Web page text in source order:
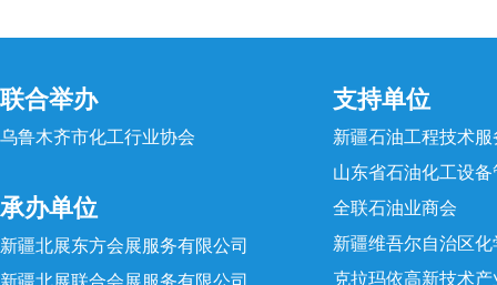
联合举办
乌鲁木齐市化工行业协会
承办单位
新疆北展东方会展服务有限公司
新疆北展联合会展服务有限公司
支持单位
新疆石油工程技术
山东省石油化工设
全联石油业商会
新疆维吾尔自治区化
克拉玛依高新技术